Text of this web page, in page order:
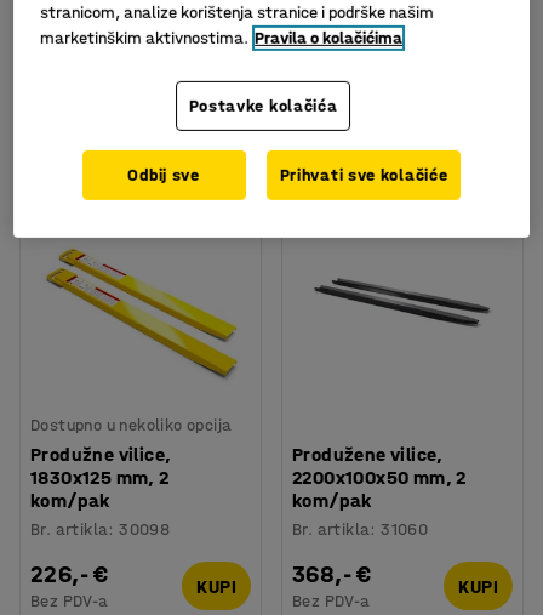
Filtri
2 proizvoda
Dostupno u nekoliko opcija
Produžne vilice,
1830x125 mm, 2
kom/pak
Br. artikla:30098
226,- €
Bez PDV-a
KUPI
Produžene vilice,
2200x100x50 mm, 2
kom/pak
Br. artikla:31060
368,- €
Bez PDV-a
KUPI
stranicom, analize korištenja stranice i podrške našim
marketinškim aktivnostima. Pravila o kolačićima
Postavke kolačića
Odbij sve Prihvati sve kolačiće